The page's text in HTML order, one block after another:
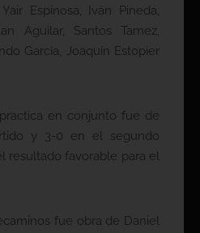
Espinosa, Iván Pineda,
Aguilar, Santos Tamez,
García, Joaquín Estopier
en conjunto fue de
y 3-0 en el segundo
resultado favorable para el
fue obra de Daniel